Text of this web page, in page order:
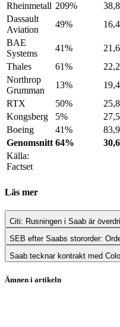
Rheinmetall 209%
Dassault
Aviation
49%
BAE
Systems
41%
Thales
61%
Northrop
Grumman
13%
RTX
50%
Kongsberg
5%
Boeing
41%
Genomsnitt 64%
Källa:
Factset
Läs mer
Citi: Rusningen i Saab är
SEB efter Saabs stororder:
Saab tecknar kontrakt med
Ämnen i artikeln